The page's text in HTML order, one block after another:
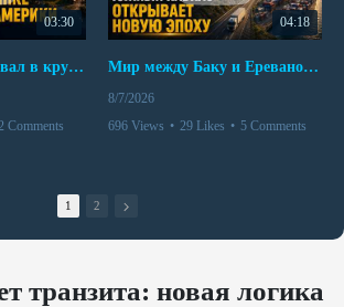
03:30
SOFAZ инвестировал в крупнейшего независимого производителя электроэнергии Перу
2 Comments
04:18
Мир между Баку и Ереваном запускает крупные логистические проекты
8/7/2026
696 Views • 29 Likes • 5 Comments
1 2
транзита: новая логика